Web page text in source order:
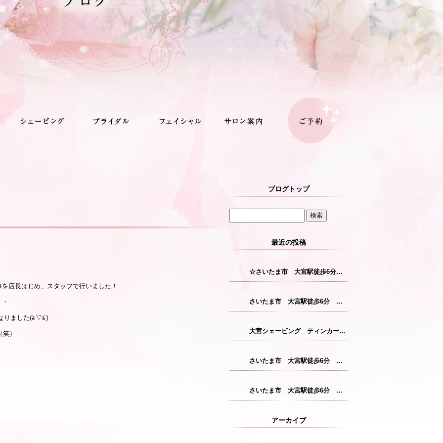
店長はじめ、スタッフで行いました！
りました(≧▽≦)
）
ブログトップ
最近の投稿
☆さいたま市 大宮駅徒歩6分 レディースシェービング☆
さいたま市 大宮駅徒歩6分 レディースシェービング『産毛をなくすことで花粉症対策につながります！』
大宮シェービング ティンカーベル『クレンジング』
さいたま市 大宮駅徒歩6分 レディースシェービング『仕上がりが格別のシェービングコース』
さいたま市 大宮駅徒歩6分 レディースシェービング『敏感肌の方にも安心パック』
アーカイブ